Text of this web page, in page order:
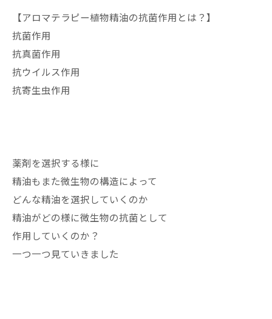
【アロマテラピー植物精油の抗菌作用とは？】
抗菌作用
抗真菌作用
抗ウイルス作用
抗寄生虫作用
薬剤を選択する様に
精油もまた微生物の構造によって
どんな精油を選択していくのか
精油がどの様に微生物の抗菌として
作用していくのか？
一つ一つ見ていきました